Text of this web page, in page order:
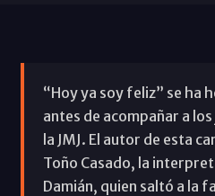
“Hoy ya soy feliz” se ha
antes de acompañar a
la JMJ. El autor de esta
Toño Casado, la
Damián, quien saltó a la